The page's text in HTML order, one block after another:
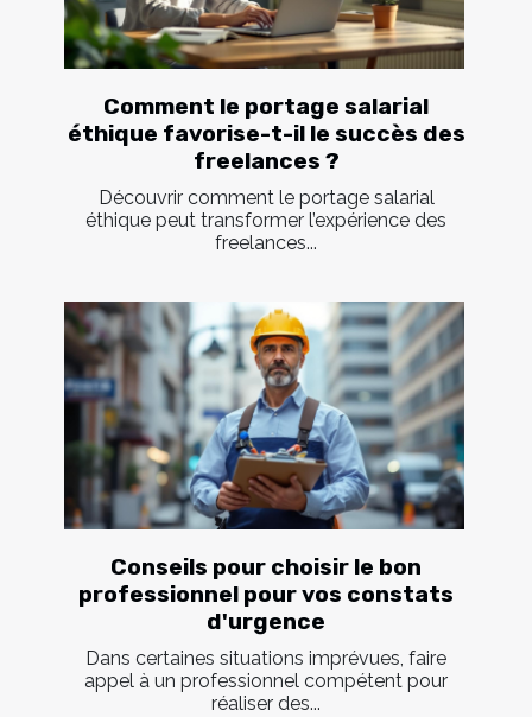
Comment le portage salarial
éthique favorise-t-il le succès des
freelances ?
Découvrir comment le portage salarial
éthique peut transformer l’expérience des
freelances...
Conseils pour choisir le bon
professionnel pour vos constats
d'urgence
Dans certaines situations imprévues, faire
appel à un professionnel compétent pour
réaliser des...